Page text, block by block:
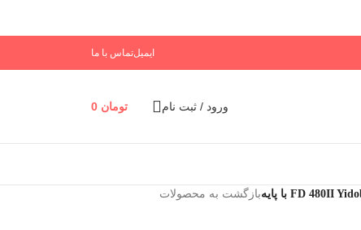
ایمیلتماس با ما
ورود / ثبت نام تومان
بازگشت به محصولات